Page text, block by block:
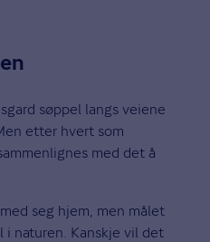
søppel langs veiene
etter hvert som
med det å
seg hjem, men målet
i naturen. Kanskje vil det